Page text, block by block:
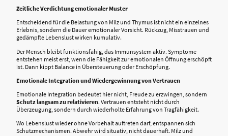
Zeitliche Verdichtung emotionaler Muster
Entscheidend für die Belastung von Milz und Thymus ist nicht ein einzelnes
Erlebnis, sondern die Dauer emotionaler Vorsicht. Rückzug, Misstrauen und
gedämpfte Lebenslust wirken kumulativ.
Der Mensch bleibt funktionsfähig, das Immunsystem aktiv. Symptome
entstehen meist erst, wenn die Fähigkeit zur emotionalen Öffnung erschöpft
ist. Dann kippt Balance in Übersteuerung oder Erschöpfung.
Emotionale Integration und Wiedergewinnung von Vertrauen
Emotionale Integration bedeutet hier nicht, Freude zu erzwingen, sondern
Schutz langsam zu relativieren. Vertrauen entsteht nicht durch
Überzeugung, sondern durch wiederholte Erfahrung von Tragfähigkeit.
Wo Lebenslust wieder ohne Vorbehalt auftreten darf, entspannen sich
Schutzmechanismen. Abwehr wird situativ, nicht dauerhaft. Milz und